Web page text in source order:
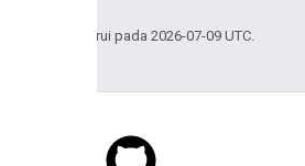
Terakhir diperbarui pada 2026-07-09 UTC.